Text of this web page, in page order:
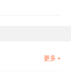
更多 +